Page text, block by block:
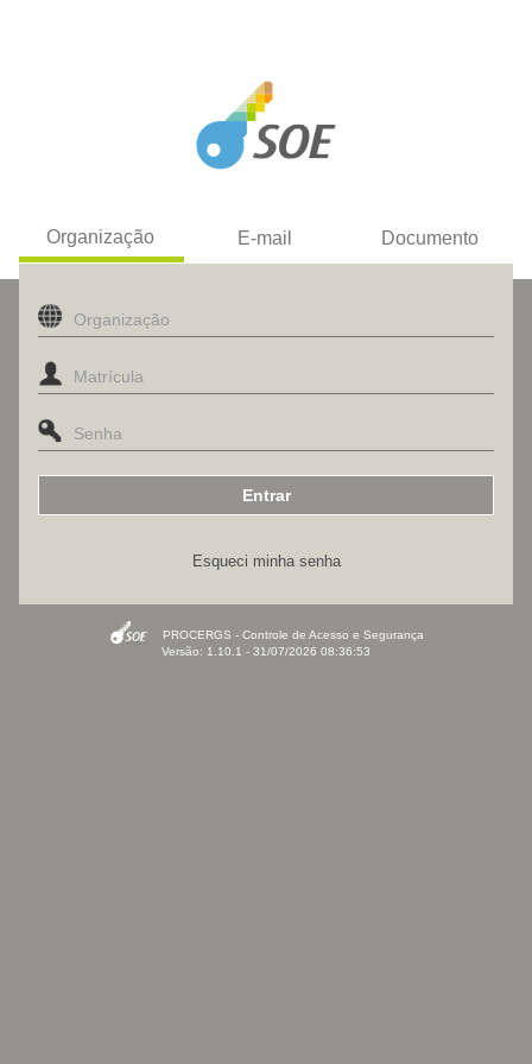
Organização E-mail Documento
Esqueci minha senha
PROCERGS - Controle de Acesso e Segurança
Versão: 1.10.1 - 31/07/2026 08:36:53